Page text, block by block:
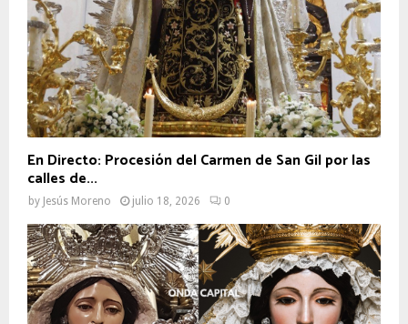
En Directo: Procesión del Carmen de San Gil por las
calles de...
by Jesús Moreno julio 18, 2026 0